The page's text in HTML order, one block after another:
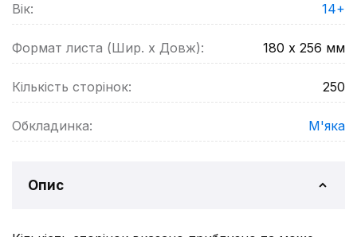
Вік: 14+
Формат листа (Шир. х Довж): 180 х 256 мм
Кількість сторінок: 250
Обкладинка: М'яка
Опис